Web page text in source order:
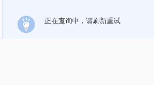
正在查询中，请刷新重试